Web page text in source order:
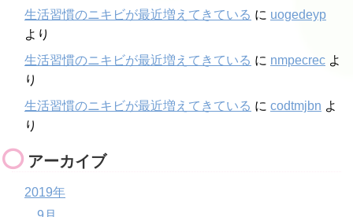
生活習慣のニキビが最近増えてきている に uogedeyp
より
生活習慣のニキビが最近増えてきている に nmpecrec よ
り
生活習慣のニキビが最近増えてきている に codtmjbn よ
り
アーカイブ
2019年